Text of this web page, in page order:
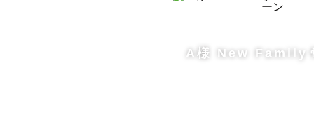
A様 New